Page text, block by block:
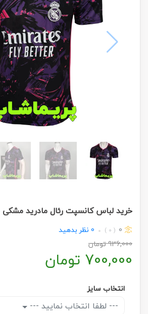
خرید لباس کانسپت رئال مادرید
0
( 0 )
0 نظر بدهید
936,000تومان
700,000 تومان
انتخاب سایز
--- لطفا انتخاب نمایید ---